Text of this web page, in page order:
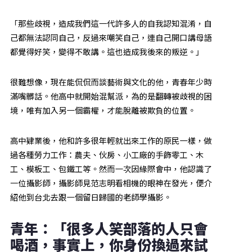
「那些歧視，造成我們這一代許多人的自我認知混淆，自
己都無法認同自己，反過來嘲笑自己，連自己開口講母語
都覺得好笑，變得不敢講。這也造成我後來的叛逆。」
很難想像，現在能侃侃而談藝術與文化的他，青春年少時
滿嘴髒話。他高中就開始混幫派，為的是翻轉被歧視的困
境，唯有加入另一個霸權，才能脫離被欺負的位置。
高中肄業後，他和許多很年輕就出來工作的原民一樣，做
過各種勞力工作：農夫、伙房、小工廠的手飾零工、木
工、模板工、包鐵工等。然而一次因緣際會中，他認識了
一位攝影師，攝影師見范志明看相機的眼神在發光，便介
紹他到台北去跟一個留日歸國的老師學攝影。
青年：「很多人笑部落的人只會
喝酒，事實上，你身份換過來試